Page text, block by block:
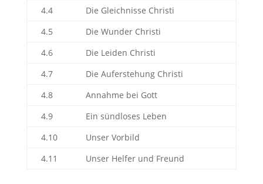
4.4
Die Gleichnisse Christi
4.5
Die Wunder Christi
4.6
Die Leiden Christi
4.7
Die Auferstehung Christi
4.8
Annahme bei Gott
4.9
Ein sündloses Leben
4.10
Unser Vorbild
4.11
Unser Helfer und Freund